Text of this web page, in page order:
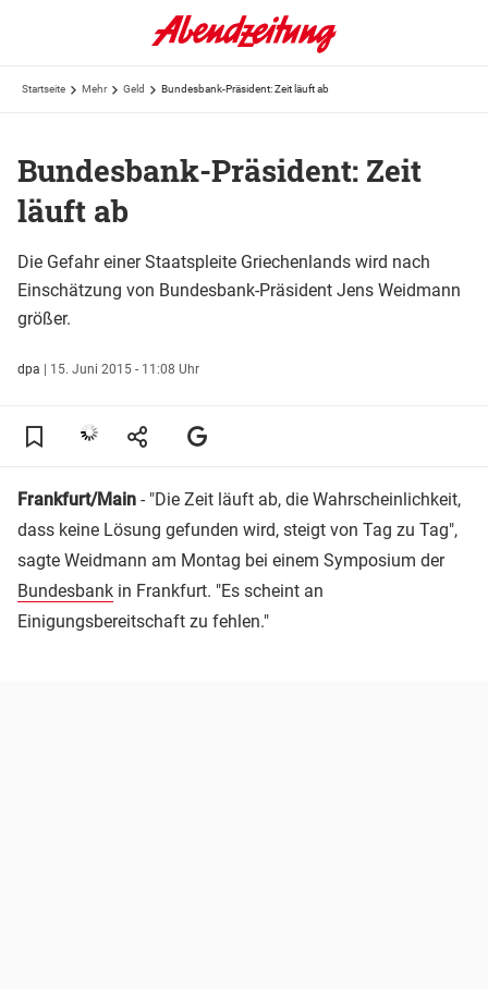
Startseite Mehr Geld Bundesbank-Präsident: Zeit läuft ab
Bundesbank-Präsident: Zeit
läuft ab
Die Gefahr einer Staatspleite Griechenlands wird nach
Einschätzung von Bundesbank-Präsident Jens Weidmann
größer.
dpa | 15. Juni 2015 - 11:08 Uhr
Frankfurt/Main - "Die Zeit läuft ab, die Wahrscheinlichkeit,
dass keine Lösung gefunden wird, steigt von Tag zu Tag",
sagte Weidmann am Montag bei einem Symposium der
Bundesbank in Frankfurt. "Es scheint an
Einigungsbereitschaft zu fehlen."